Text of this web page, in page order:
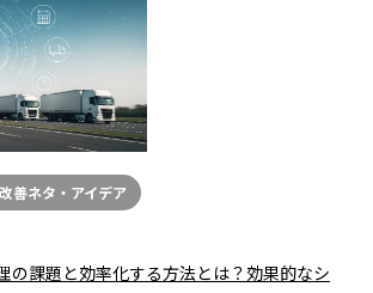
善ネタ・アイデア
の課題と効率化する方法とは？効果的なシ